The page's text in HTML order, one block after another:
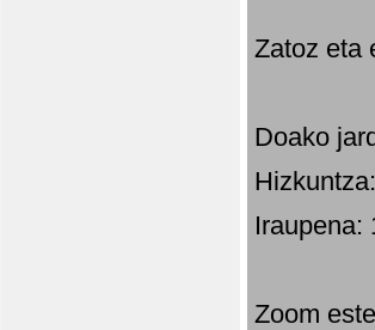
Zatoz eta
Doako
Iraupena:
Zoom